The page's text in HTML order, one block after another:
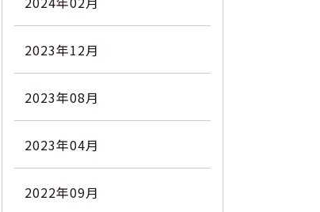
2023年12月
2023年08月
2023年04月
2022年09月